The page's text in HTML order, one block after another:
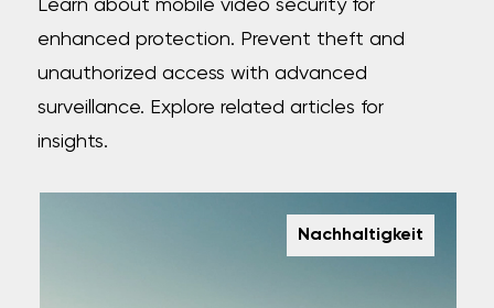
Learn about mobile video security for
enhanced protection. Prevent theft and
unauthorized access with advanced
surveillance. Explore related articles for
insights.
Nachhaltigkeit